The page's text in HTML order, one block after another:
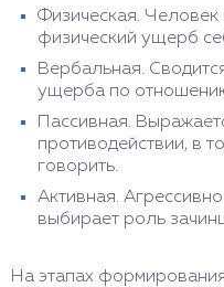
Физическая.
физический ущерб
Вербальная.
ущерба по
Пассивная.
противодействии, в
говорить.
Активная.
выбирает роль
На этапах